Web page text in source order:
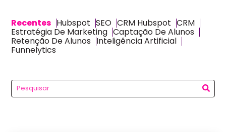
Recentes Hubspot SEO CRM Hubspot CRM
Estratégia De Marketing Captação De Alunos
Retenção De Alunos Inteligência Artificial
Funnelytics